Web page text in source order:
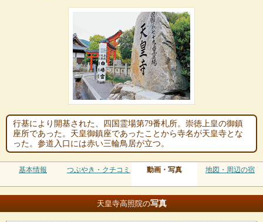
行基により開基された、四国霊場第79番札所。崇徳上皇の御鎮
座所であった。天皇御鎮座であったことから寺名が天皇寺とな
った。参道入口には赤い三輪鳥居が立つ。
基本情報 つぶやき・クチコミ 動画・写真 地図・周辺の宿
天皇寺高照院の写真